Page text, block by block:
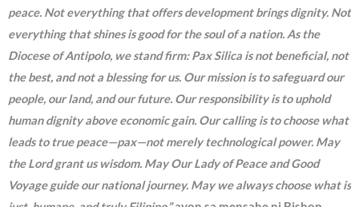
peace. Not everything that offers development brings dignity. Not
everything that shines is good for the soul of a nation. As the
Diocese of Antipolo, we stand firm: Pax Silica is not beneficial, not
the best, and not a blessing for us. Our mission is to safeguard our
people, our land, and our future. Our responsibility is to uphold
human dignity above economic gain. Our calling is to choose what
leads to true peace—pax—not merely technological power. May
the Lord grant us wisdom. May Our Lady of Peace and Good
Voyage guide our national journey. May we always choose what is